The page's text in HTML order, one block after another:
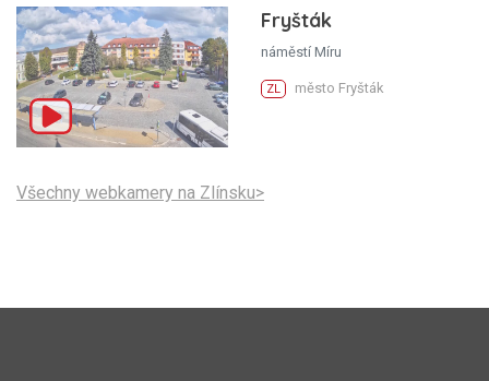
Fryšták
náměstí Míru
ZL město Fryšták
Všechny webkamery na Zlínsku>